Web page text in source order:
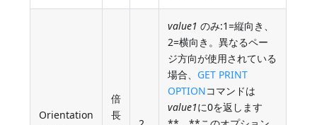
Orientation
倍
長
value1 のみ:1=縦向き、
2=横向き。異なるペー
ジ方向が使用されている
場合、 GET PRINT
OPTIONコマンドは
value1に0を返します